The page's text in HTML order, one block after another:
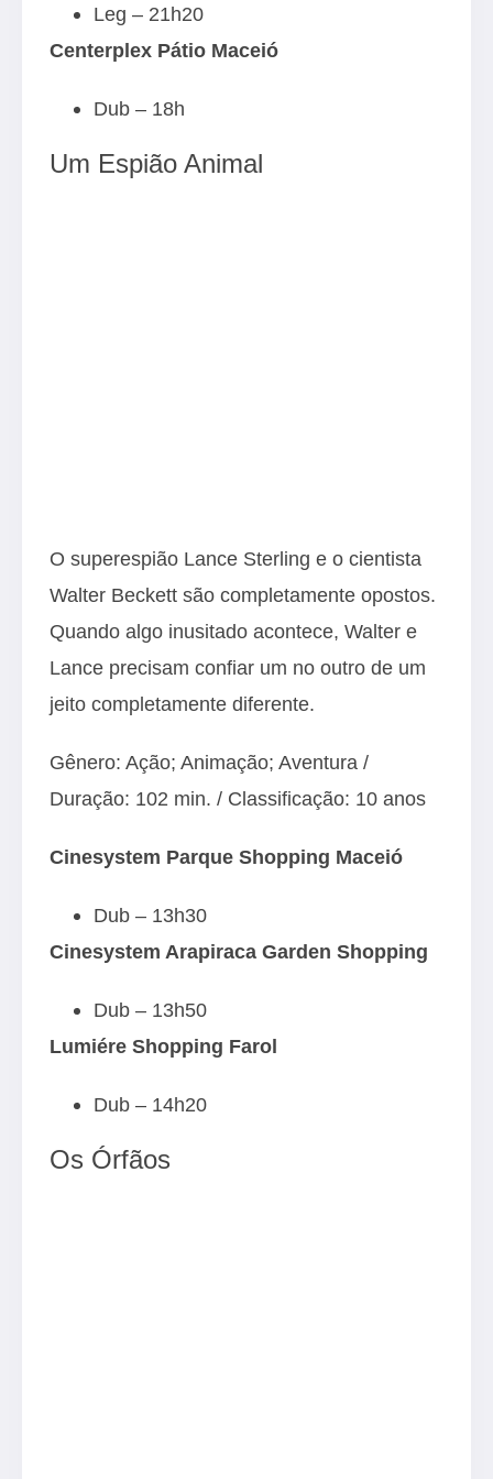
Leg – 21h20
Centerplex Pátio Maceió
Dub – 18h
Um Espião Animal
O superespião Lance Sterling e o cientista
Walter Beckett são completamente opostos.
Quando algo inusitado acontece, Walter e
Lance precisam confiar um no outro de um
jeito completamente diferente.
Gênero: Ação; Animação; Aventura /
Duração: 102 min. / Classificação: 10 anos
Cinesystem Parque Shopping Maceió
Dub – 13h30
Cinesystem Arapiraca Garden Shopping
Dub – 13h50
Lumiére Shopping Farol
Dub – 14h20
Os Órfãos